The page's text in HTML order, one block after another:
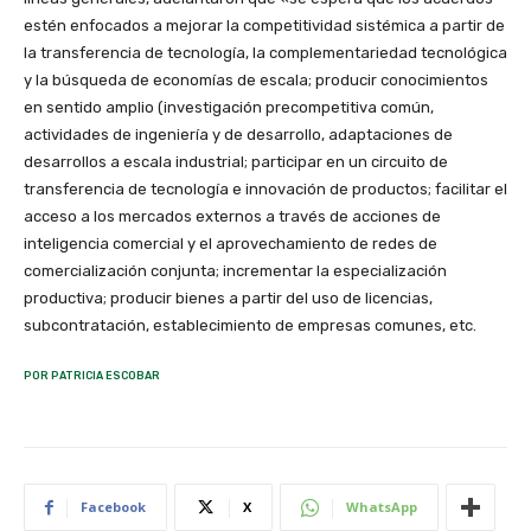
estén enfocados a mejorar la competitividad sistémica a partir de
la transferencia de tecnología, la complementariedad tecnológica
y la búsqueda de economías de escala; producir conocimientos
en sentido amplio (investigación precompetitiva común,
actividades de ingeniería y de desarrollo, adaptaciones de
desarrollos a escala industrial; participar en un circuito de
transferencia de tecnología e innovación de productos; facilitar el
acceso a los mercados externos a través de acciones de
inteligencia comercial y el aprovechamiento de redes de
comercialización conjunta; incrementar la especialización
productiva; producir bienes a partir del uso de licencias,
subcontratación, establecimiento de empresas comunes, etc.
POR PATRICIA ESCOBAR
Facebook X WhatsApp